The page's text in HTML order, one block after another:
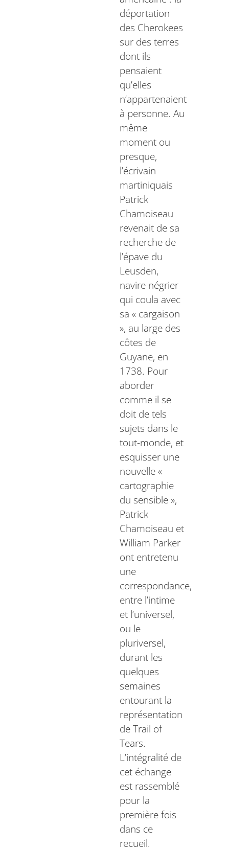
déportation
des Cherokees
sur des terres
dont ils
pensaient
qu’elles
n’appartenaient
à personne. Au
même
moment ou
presque,
l’écrivain
martiniquais
Patrick
Chamoiseau
revenait de sa
recherche de
l’épave du
Leusden,
navire négrier
qui coula avec
sa « cargaison
», au large des
côtes de
Guyane, en
1738. Pour
aborder
comme il se
doit de tels
sujets dans le
tout-monde, et
esquisser une
nouvelle «
cartographie
du sensible »,
Patrick
Chamoiseau et
William Parker
ont entretenu
une
correspondance,
entre l’intime
et l’universel,
ou le
pluriversel,
durant les
quelques
semaines
entourant la
représentation
de Trail of
Tears.
L’intégralité de
cet échange
est rassemblé
pour la
première fois
dans ce
recueil.